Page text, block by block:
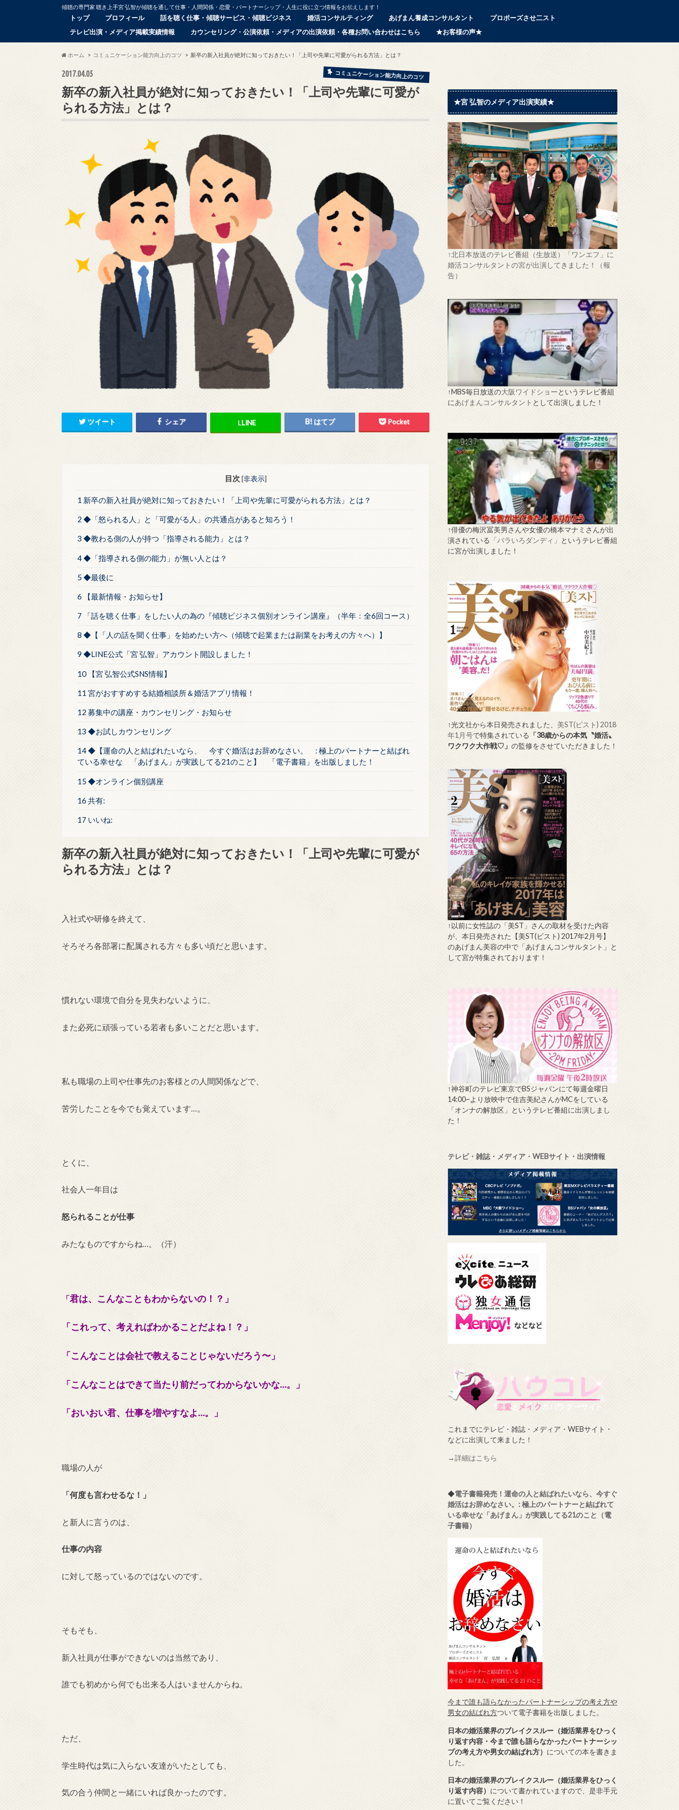
傾聴の専門家 聴き上手宮 弘智が傾聴を通して仕事・人間関係・恋愛・パートナーシップ・人生に役に立つ情報をお伝えします！
トップ プロフィール 話を聴く仕事・傾聴サービス・傾聴ビジネス 婚活コンサルティング あげまん養成コンサルタント
プロポーズさせ二スト
テレビ出演・メディア掲載実績情報
カウンセリング・公演依頼・メディアの出演依頼・各種お問い合わせはこちら ★お客様の声★
ホーム コミュニケーション能力向上のコツ 新卒の新入社員が絶対に知っておきたい！「上司や先輩に可愛がられる方法」とは？
2017.04.05 コミュニケーション能力向上のコツ
新卒の新入社員が絶対に知っておきたい！「上司や先輩に可愛が
られる方法」とは？
ツイート シェア LLINE はてブ Pocket
目次 [非表示]
1 新卒の新入社員が絶対に知っておきたい！「上司や先輩に可愛がられる方法」とは？
2 ◆「怒られる人」と「可愛がる人」の共通点があると知ろう！
3 ◆教わる側の人が持つ「指導される能力」とは？
4 ◆「指導される側の能力」が無い人とは？
5 ◆最後に
6 【最新情報・お知らせ】
7 「話を聴く仕事」をしたい人の為の『傾聴ビジネス個別オンライン講座』（半年：全6回コース）
8 ◆【「人の話を聞く仕事」を始めたい方へ（傾聴で起業または副業をお考えの方々へ）】
9 ◆LINE公式「宮 弘智」アカウント開設しました！
10 【宮 弘智公式SNS情報】
11 宮がおすすめする結婚相談所＆婚活アプリ情報！
12 募集中の講座・カウンセリング・お知らせ
13 ◆お試しカウンセリング
14 ◆【運命の人と結ばれたいなら、 今すぐ婚活はお辞めなさい。 : 極上のパートナーと結ばれ
ている幸せな 「あげまん」が実践してる21のこと】 「電子書籍」を出版しました！
15 ◆オンライン個別講座
16 共有:
17 いいね:
新卒の新入社員が絶対に知っておきたい！「上司や先輩に可愛が
られる方法」とは？
入社式や研修を終えて、
そろそろ各部署に配属される方々も多い頃だと思います。
慣れない環境で自分を見失わないように、
また必死に頑張っている若者も多いことだと思います。
私も職場の上司や仕事先のお客様との人間関係などで、
苦労したことを今でも覚えています…。
とくに、
社会人一年目は
怒られることが仕事
みたなものですからね…。（汗）
「君は、こんなこともわからないの！？」
「これって、考えればわかることだよね！？」
「こんなことは会社で教えることじゃないだろう〜」
「こんなことはできて当たり前だってわからないかな…。」
「おいおい君、仕事を増やすなよ…。」
職場の人が
「何度も言わせるな！ 」
と新人に言うのは、
仕事の内容
に対して怒っているのではないのです。
そもそも、
新入社員が仕事ができないのは当然であり、
誰でも初めから何でも出来る人はいませんからね。
ただ、
学生時代は気に入らない友達がいたとしても、
気の合う仲間と一緒にいれば良かったのです。
★宮 弘智のメディア出演実績★
↑北日本放送のテレビ番組（生放送）「ワンエフ」に
婚活コンサルタントの宮が出演してきました！（報
告）
↑MBS毎日放送の大阪ワイドショーというテレビ番組
にあげまんコンサルタント として出演しました！
↑俳優の梅沢冨美男さんや女優の橋本マナミさんが出
演されている 「バラいろダンディ」 というテレビ番組
に宮が出演しました！
↑光文社から本日発売されました、 美ST(ビスト) 2018
年1月号で特集されている 「38歳からの本気〝婚活〟
ワクワク大作戦♡」 の監修をさせていただきました！
↑以前に女性誌の「美ST」さんの取材を受けた内容
が、本日発売された【美ST(ビスト) 2017年2月号】
のあげまん美容の中で「あげまんコンサルタント」と
して宮が特集されております！
↑神谷町のテレビ東京でBSジャパンにて毎週金曜日
14:00~より放映中で住吉美紀さんがMCをしている
「オンナの解放区」というテレビ番組に出演しまし
た！
テレビ・雑誌・メディア・WEBサイト・出演情報
これまでにテレビ・雑誌・メディア・WEBサイト・
などに出演して来ました！
→詳細はこちら
◆電子書籍発売！運命の人と結ばれたいなら、今すぐ
婚活はお辞めなさい。: 極上のパートナーと結ばれて
いる幸せな「あげまん」が実践してる21のこと（電
子書籍）
今まで誰も語らなかったパートナーシップの考え方や
男女の結ばれ方ついて電子書籍を出版しました。
日本の婚活業界のブレイクスルー（婚活業界をひっく
り返す内容・今まで誰も語らなかったパートナーシッ
プの考え方や男女の結ばれ方） についての本を書きま
した。
日本の婚活業界のブレイクスルー（婚活業界をひっく
り返す内容） について書かれていますので、是非手元
に置いてご覧ください！